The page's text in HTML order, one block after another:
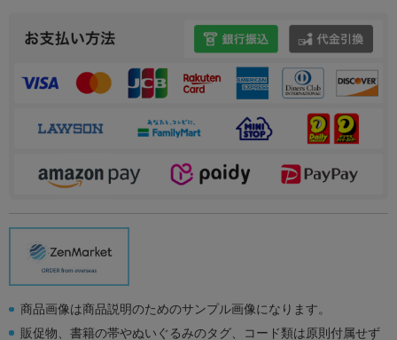
商品画像は商品説明のためのサンプル画像になります。
販促物、書籍の帯やぬいぐるみのタグ、コード類は原則付属せず